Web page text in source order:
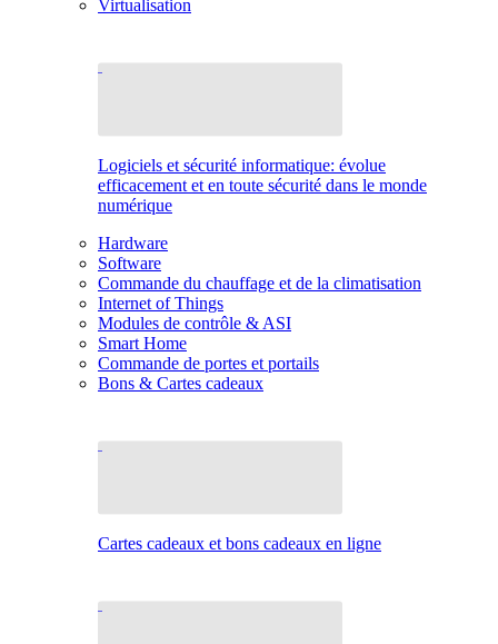
Virtualisation
Logiciels et sécurité informatique: évolue
efficacement et en toute sécurité dans le monde
numérique
Hardware
Software
Commande du chauffage et de la climatisation
Internet of Things
Modules de contrôle & ASI
Smart Home
Commande de portes et portails
Bons & Cartes cadeaux
Cartes cadeaux et bons cadeaux en ligne